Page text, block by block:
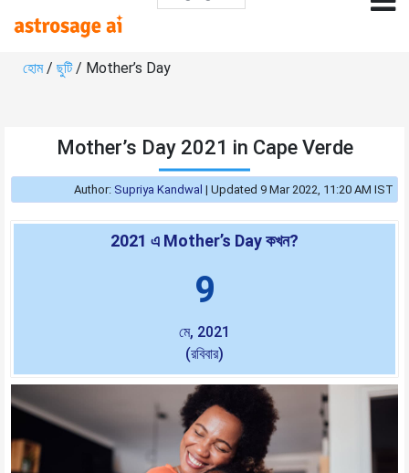
হোম / ছুটি / Mother’s Day
Mother’s Day 2021 in Cape Verde
Author: Supriya Kandwal | Updated 9 Mar 2022, 11:20 AM IST
2021 এ Mother’s Day কখন?
9
মে, 2021
(রবিবার)